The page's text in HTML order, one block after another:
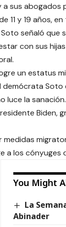
sus abogados
11 y 19 años,
señaló
con sus
un estatus
demócrata
luce la
Biden,
a los cónyuges
You Might
La
Abinader